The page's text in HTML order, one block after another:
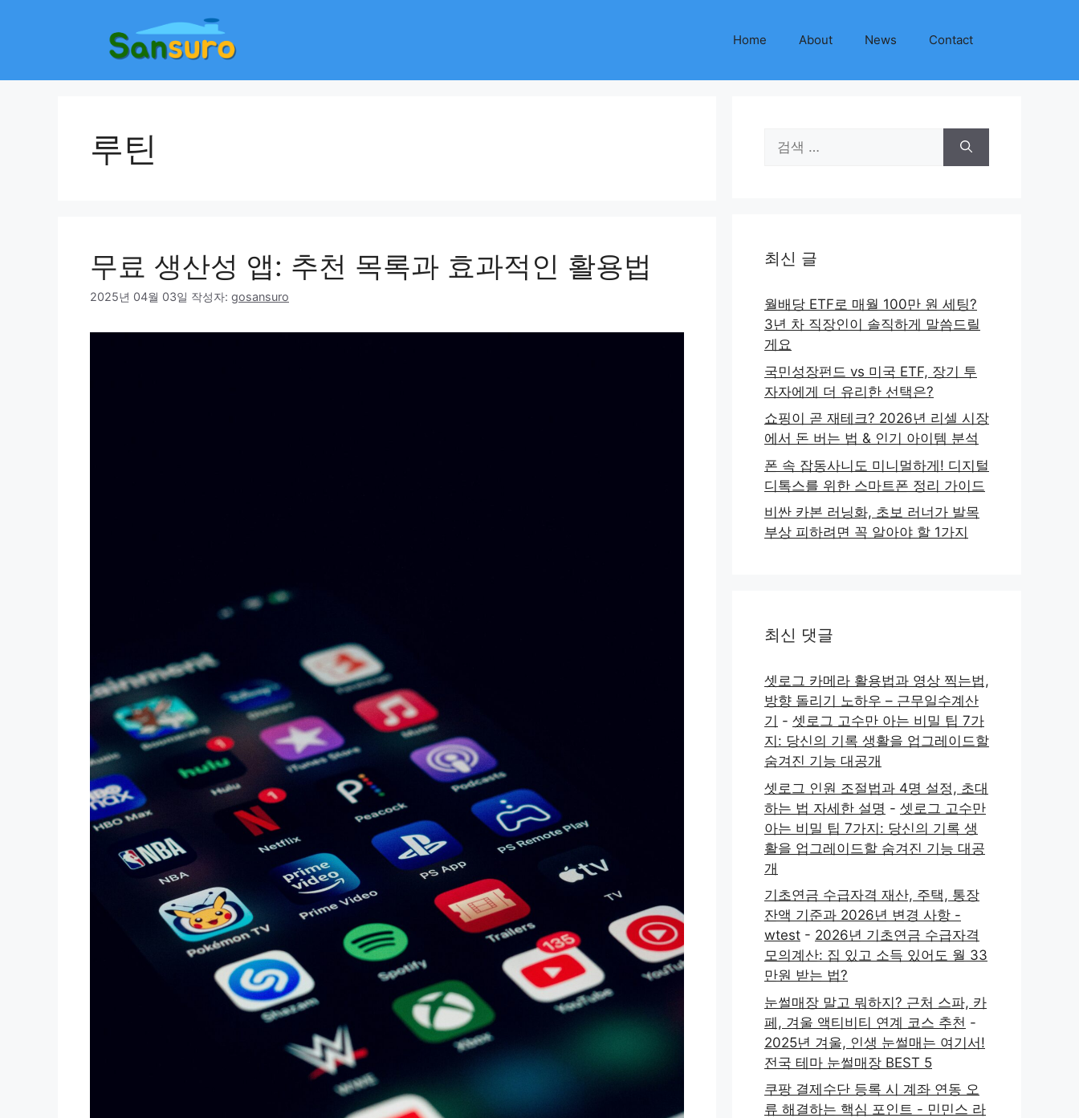
Home About News Contact
루틴
무료 생산성 앱: 추천 목록과 효과적인 활용법
2025년 04월 03일 작성자: gosansuro
색:
최신 글
월배당 ETF로 매월 100만 원 세팅?
3년 차 직장인이 솔직하게 말씀드릴
게요
국민성장펀드 vs 미국 ETF, 장기 투
자자에게 더 유리한 선택은?
쇼핑이 곧 재테크? 2026년 리셀 시장
에서 돈 버는 법 & 인기 아이템 분석
폰 속 잡동사니도 미니멀하게! 디지털
디톡스를 위한 스마트폰 정리 가이드
비싼 카본 러닝화, 초보 러너가 발목
부상 피하려면 꼭 알아야 할 1가지
최신 댓글
셋로그 카메라 활용법과 영상 찍는법,
방향 돌리기 노하우 – 근무일수계산
기 - 셋로그 고수만 아는 비밀 팁 7가
지: 당신의 기록 생활을 업그레이드할
숨겨진 기능 대공개
셋로그 인원 조절법과 4명 설정, 초대
하는 법 자세한 설명 - 셋로그 고수만
아는 비밀 팁 7가지: 당신의 기록 생
활을 업그레이드할 숨겨진 기능 대공
개
기초연금 수급자격 재산, 주택, 통장
잔액 기준과 2026년 변경 사항 -
wtest - 2026년 기초연금 수급자격
모의계산: 집 있고 소득 있어도 월 33
만원 받는 법?
눈썰매장 말고 뭐하지? 근처 스파, 카
페, 겨울 액티비티 연계 코스 추천 -
2025년 겨울, 인생 눈썰매는 여기서!
전국 테마 눈썰매장 BEST 5
쿠팡 결제수단 등록 시 계좌 연동 오
류 해결하는 핵심 포인트 - 민민스 라